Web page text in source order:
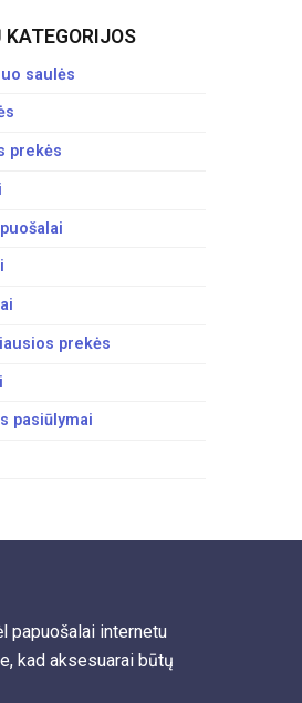
KATEGORIJOS
saulės
prekės
prekės
pasiūlymai
papuošalai internetu
kad aksesuarai būtų